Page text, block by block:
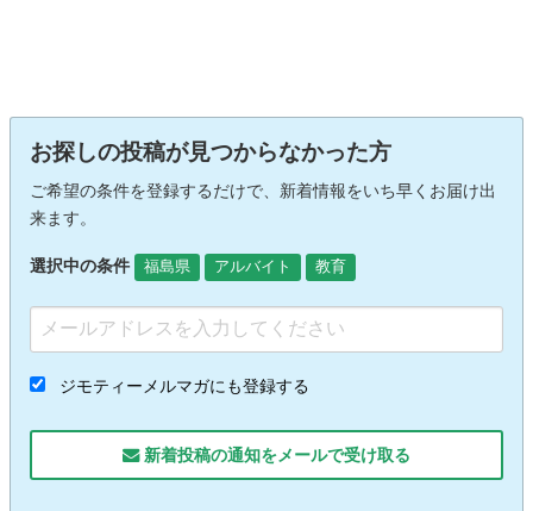
お探しの投稿が見つからなかった方
ご希望の条件を登録するだけで、新着情報をいち早くお届け出
来ます。
選択中の条件 福島県 アルバイト 教育
ジモティーメルマガにも登録する
新着投稿の通知をメールで受け取る